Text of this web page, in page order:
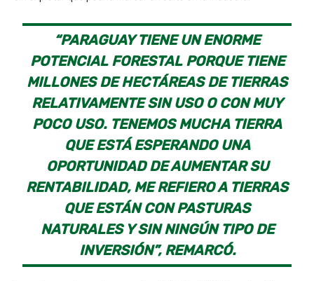
“PARAGUAY TIENE UN ENORME
POTENCIAL FORESTAL PORQUE TIENE
MILLONES DE HECTÁREAS DE TIERRAS
RELATIVAMENTE SIN USO O CON MUY
POCO USO. TENEMOS MUCHA TIERRA
QUE ESTÁ ESPERANDO UNA
OPORTUNIDAD DE AUMENTAR SU
RENTABILIDAD, ME REFIERO A TIERRAS
QUE ESTÁN CON PASTURAS
NATURALES Y SIN NINGÚN TIPO DE
INVERSIÓN”, REMARCÓ.